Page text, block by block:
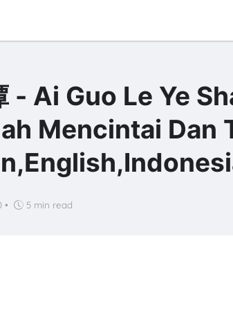
- Ai Guo Le Ye
Mencintai Dan
• 5 min read